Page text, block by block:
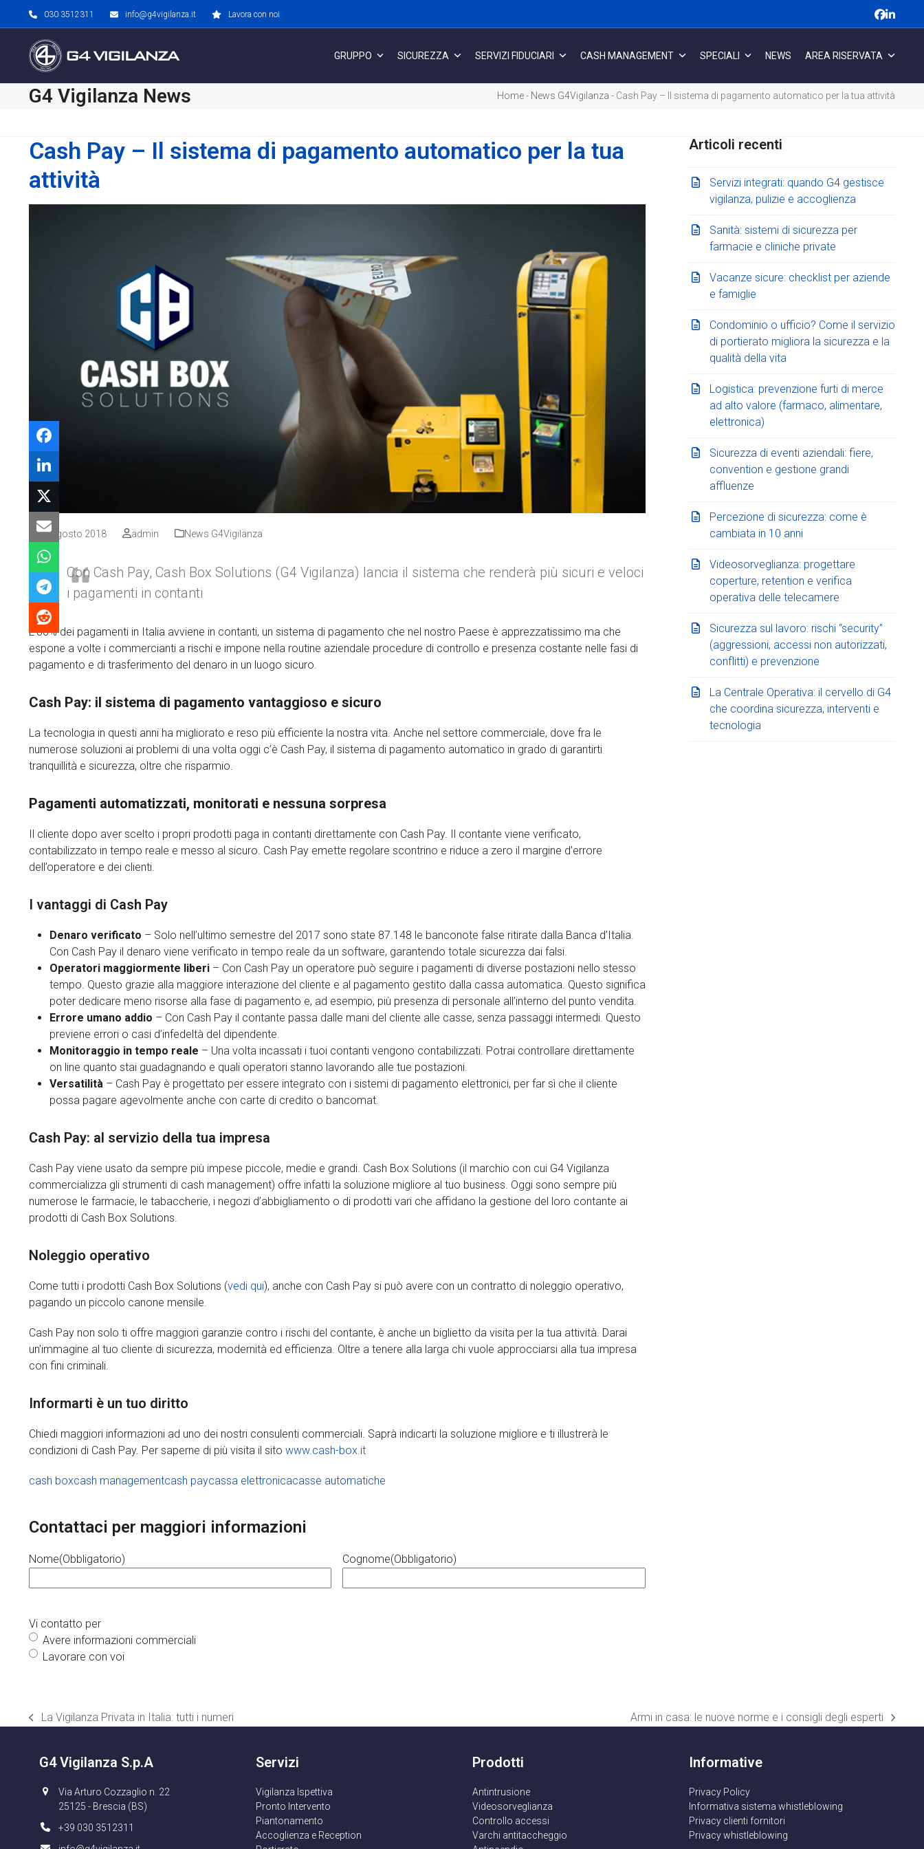
content
030 3512311 info@g4vigilanza.it Lavora con noi
GRUPPO SICUREZZA SERVIZI FIDUCIARI CASH MANAGEMENT SPECIALI NEWS AREA RISERVATA
G4 Vigilanza News Home- News G4Vigilanza - Cash Pay – Il sistema di pagamento automatico per la tua attività
Cash Pay – Il sistema di pagamento automatico per la tua
attività
13 Agosto 2018 admin News G4Vigilanza
Con Cash Pay, Cash Box Solutions (G4 Vigilanza) lancia il sistema che renderà più sicuri e veloci
i pagamenti in contanti
L’86% dei pagamenti in Italia avviene in contanti, un sistema di pagamento che nel nostro Paese è apprezzatissimo ma che
espone a volte i commercianti a rischi e impone nella routine aziendale procedure di controllo e presenza costante nelle fasi di
pagamento e di trasferimento del denaro in un luogo sicuro.
Cash Pay: il sistema di pagamento vantaggioso e sicuro
La tecnologia in questi anni ha migliorato e reso più efficiente la nostra vita. Anche nel settore commerciale, dove fra le
numerose soluzioni ai problemi di una volta oggi c’è Cash Pay, il sistema di pagamento automatico in grado di garantirti
tranquillità e sicurezza, oltre che risparmio.
Pagamenti automatizzati, monitorati e nessuna sorpresa
Il cliente dopo aver scelto i propri prodotti paga in contanti direttamente con Cash Pay. Il contante viene verificato,
contabilizzato in tempo reale e messo al sicuro. Cash Pay emette regolare scontrino e riduce a zero il margine d’errore
dell’operatore e dei clienti.
I vantaggi di Cash Pay
Denaro verificato – Solo nell’ultimo semestre del 2017 sono state 87.148 le banconote false ritirate dalla Banca d’Italia.
Con Cash Pay il denaro viene verificato in tempo reale da un software, garantendo totale sicurezza dai falsi.
Operatori maggiormente liberi – Con Cash Pay un operatore può seguire i pagamenti di diverse postazioni nello stesso
tempo. Questo grazie alla maggiore interazione del cliente e al pagamento gestito dalla cassa automatica. Questo significa
poter dedicare meno risorse alla fase di pagamento e, ad esempio, più presenza di personale all’interno del punto vendita.
Errore umano addio – Con Cash Pay il contante passa dalle mani del cliente alle casse, senza passaggi intermedi. Questo
previene errori o casi d’infedeltà del dipendente.
Monitoraggio in tempo reale – Una volta incassati i tuoi contanti vengono contabilizzati. Potrai controllare direttamente
on line quanto stai guadagnando e quali operatori stanno lavorando alle tue postazioni.
Versatilità – Cash Pay è progettato per essere integrato con i sistemi di pagamento elettronici, per far sì che il cliente
possa pagare agevolmente anche con carte di credito o bancomat.
Cash Pay: al servizio della tua impresa
Cash Pay viene usato da sempre più impese piccole, medie e grandi. Cash Box Solutions (il marchio con cui G4 Vigilanza
commercializza gli strumenti di cash management) offre infatti la soluzione migliore al tuo business. Oggi sono sempre più
numerose le farmacie, le tabaccherie, i negozi d’abbigliamento o di prodotti vari che affidano la gestione del loro contante ai
prodotti di Cash Box Solutions.
Noleggio operativo
Come tutti i prodotti Cash Box Solutions (vedi qui), anche con Cash Pay si può avere con un contratto di noleggio operativo,
pagando un piccolo canone mensile.
Cash Pay non solo ti offre maggiori garanzie contro i rischi del contante, è anche un biglietto da visita per la tua attività. Darai
un’immagine al tuo cliente di sicurezza, modernità ed efficienza. Oltre a tenere alla larga chi vuole approcciarsi alla tua impresa
con fini criminali.
Informarti è un tuo diritto
Chiedi maggiori informazioni ad uno dei nostri consulenti commerciali. Saprà indicarti la soluzione migliore e ti illustrerà le
condizioni di Cash Pay. Per saperne di più visita il sito www.cash-box.it
cash boxcash managementcash paycassa elettronicacasse automatiche
Contattaci per maggiori informazioni
Nome(Obbligatorio) Cognome(Obbligatorio)
Vi contatto per
Avere informazioni commerciali
Lavorare con voi
Articoli recenti
Servizi integrati: quando G4 gestisce
vigilanza, pulizie e accoglienza
Sanità: sistemi di sicurezza per
farmacie e cliniche private
Vacanze sicure: checklist per aziende
e famiglie
Condominio o ufficio? Come il servizio
di portierato migliora la sicurezza e la
qualità della vita
Logistica: prevenzione furti di merce
ad alto valore (farmaco, alimentare,
elettronica)
Sicurezza di eventi aziendali: fiere,
convention e gestione grandi
affluenze
Percezione di sicurezza: come è
cambiata in 10 anni
Videosorveglianza: progettare
coperture, retention e verifica
operativa delle telecamere
Sicurezza sul lavoro: rischi “security”
(aggressioni, accessi non autorizzati,
conflitti) e prevenzione
La Centrale Operativa: il cervello di G4
che coordina sicurezza, interventi e
tecnologia
post
La Vigilanza Privata in Italia: tutti i numeri
articolo
Armi in casa: le nuove norme e i consigli degli esperti
G4 Vigilanza S.p.A
Via Arturo Cozzaglio n. 22
25125 - Brescia (BS)
+39 030 3512311
Servizi
Vigilanza Ispettiva
Pronto Intervento
Piantonamento
Accoglienza e Reception
Prodotti
Antintrusione
Videosorveglianza
Controllo accessi
Varchi antitaccheggio
Informative
Privacy Policy
Informativa sistema whistleblowing
Privacy clienti fornitori
Privacy whistleblowing